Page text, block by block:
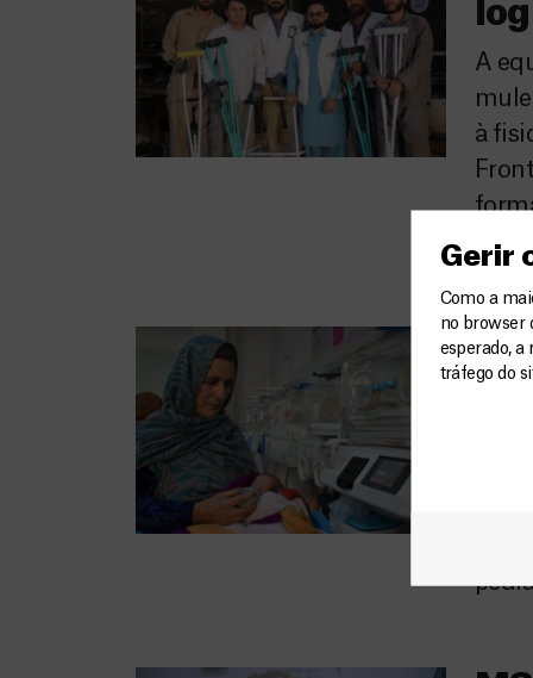
Gerir
Como a
no browser
esperado,
tráfego do
A
à
O